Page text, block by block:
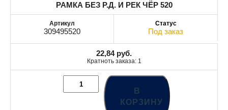
РАМКА БЕЗ Р.Д. И РЕК ЧЁР 520
309495520 Под заказ
22,84 руб.
Кратноть заказа: 1
В
КОРЗИНУ